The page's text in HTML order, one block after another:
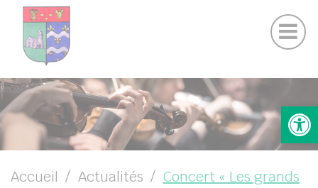
( VOTRE MAIRIE )
( VOTRE COMMUNE )
( VIE PRATIQUE )
( VIE LOCALE )
Actualités Chamigny Journal de la Commune
Suivez-nous sur Facebook
Suivez-nous sur Instagram
Accueil Actualités
Concert « Les grands
Panneau de gestion des cookies